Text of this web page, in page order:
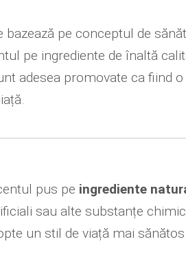
bazează pe conceptul de
pe ingrediente de înaltă
adesea promovate ca fiind
pus pe ingrediente
sau alte substanțe
un stil de viață mai sănătos.